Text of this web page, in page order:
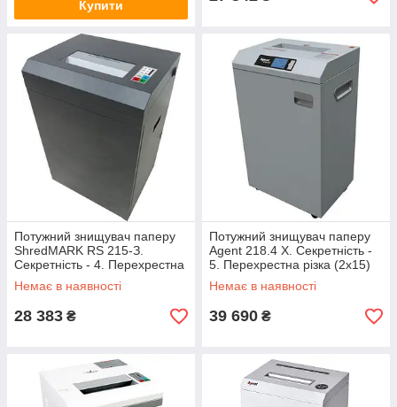
Купити
Потужний знищувач паперу
ShredMARK RS 215-З.
Секретність - 4. Перехрестна
різка (2х15)
Немає в наявності
28 383 ₴
Потужний знищувач паперу
Agent 218.4 X. Секретність -
5. Перехрестна різка (2х15)
Немає в наявності
39 690 ₴